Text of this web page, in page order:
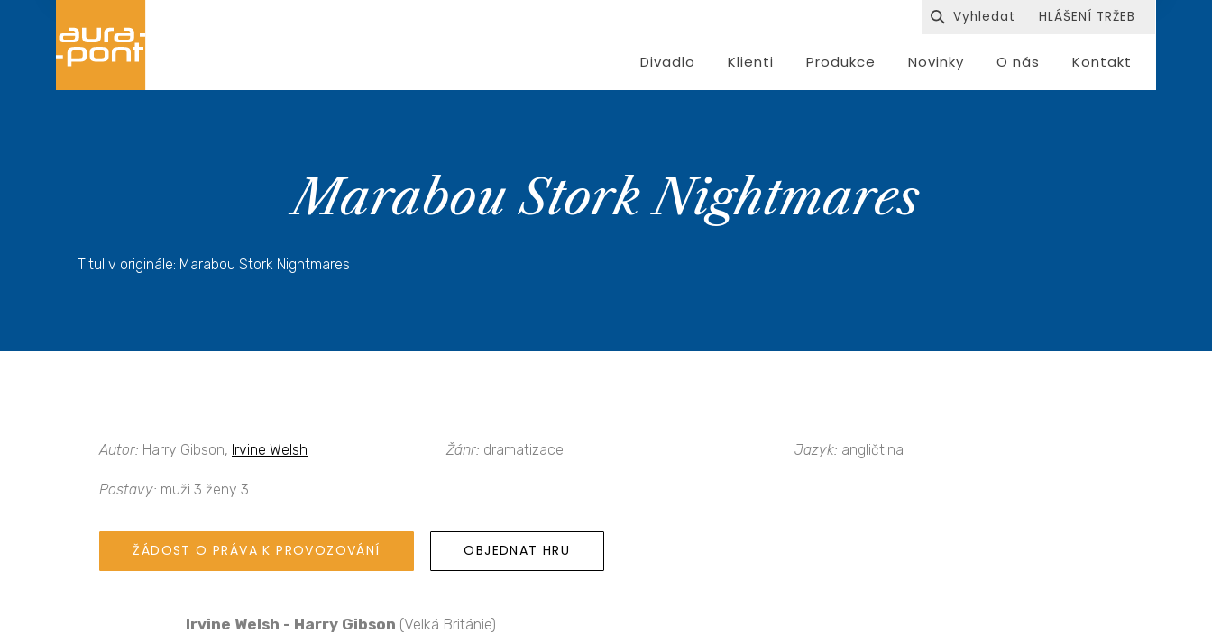
Divadlo Klienti Produkce Novinky O nás Kontakt
HLÁŠENÍ TRŽEB
Marabou Stork Nightmares
Titul v originále: Marabou Stork Nightmares
Autor: Harry Gibson, Irvine Welsh Žánr: dramatizace Jazyk: angličtina
Postavy: muži 3 ženy 3
ŽÁDOST O PRÁVA K PROVOZOVÁNÍ OBJEDNAT HRU
Irvine Welsh - Harry Gibson (Velká Británie)